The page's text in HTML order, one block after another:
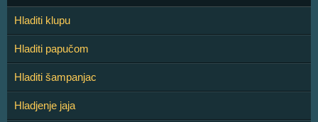
Hladiti klupu
Hladiti papučom
Hladiti šampanjac
Hladjenje jaja